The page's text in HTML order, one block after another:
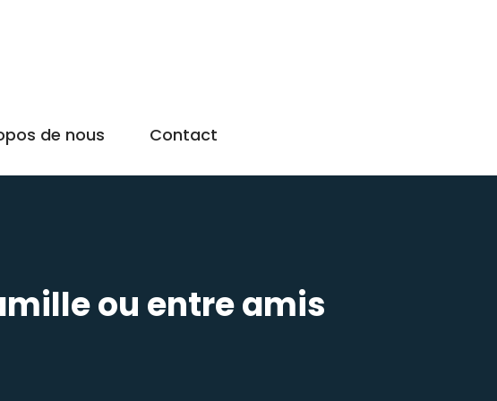
de nous Contact
ou entre amis